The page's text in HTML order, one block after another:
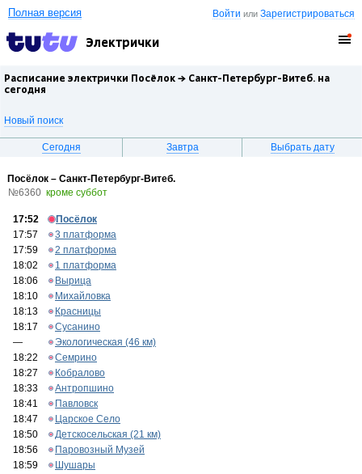
Войти илиЗарегистрироваться
Полная версия
Электрички
Расписание электрички Посёлок → Санкт-Петербург-Витеб. на
сегодня
Новый поиск
Сегодня Завтра Выбрать дату
Посёлок – Санкт-Петербург-Витеб.
№6360 кроме суббот
17:52
Посёлок
17:57
3 платформа
17:59
2 платформа
18:02
1 платформа
18:06
Вырица
18:10
Михайловка
18:13
Красницы
18:17
Сусанино
—
Экологическая (46 км)
18:22
Семрино
18:27
Кобралово
18:33
Антропшино
18:41
Павловск
18:47
Царское Село
18:50
Детскосельская (21 км)
18:56
Паровозный Музей
18:59
Шушары